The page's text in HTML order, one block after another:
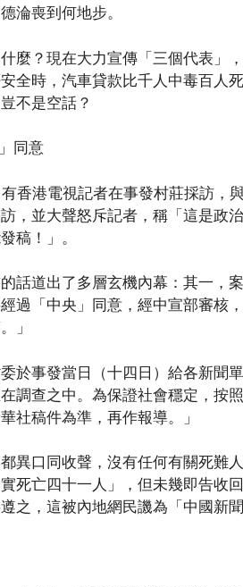
淪喪到何地步。
麼？現在大力宣傳「三個代表」
全時，汽車貸款比千人中毒百人
不是空話？
同意
香港電視記者在事發村莊採訪，
，並大聲怒斥記者，稱「這是政
稿！」。
話道出了多層玄機內幕：其一，
過「中央」同意，經中宣部審核
」
於事發當日（十四日）給各新聞
調查之中。為保證社會穩定，按
社稿件為準，再作報導。」
異口同收聲，沒有任何有關死難
死亡四十一人」，但未幾即告收
之，這被內地網民譏為「中國新聞